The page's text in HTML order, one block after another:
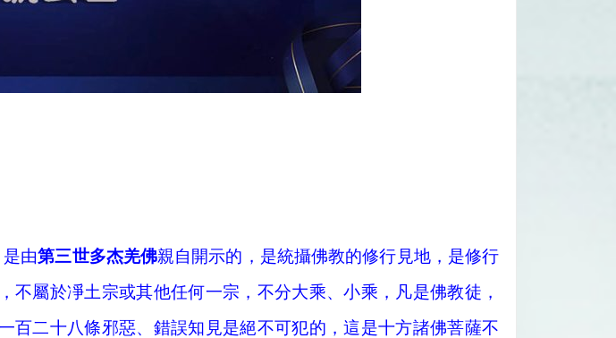
是由第三世多杰羌佛親自開示的，是統攝佛教的修行見地，是修行
屬於凈土宗或其他任何一宗，不分大乘、小乘，凡是佛教徒，
二十八條邪惡、錯誤知見是絕不可犯的，這是十方諸佛菩薩不